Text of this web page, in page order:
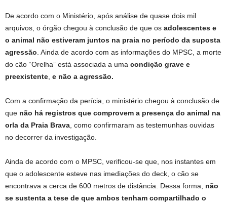
De acordo com o Ministério, após análise de quase dois mil
arquivos, o órgão chegou à conclusão de que os adolescentes e
o animal não estiveram juntos na praia no período da suposta
agressão . Ainda de acordo com as informações do MPSC, a morte
do cão “Orelha” está associada a uma condição grave e
preexistente e não a agressão.
Com a confirmação da perícia, o ministério chegou à conclusão de
que não há registros que comprovem a presença do animal na
orla da Praia Brava , como confirmaram as testemunhas ouvidas
no decorrer da investigação.
Ainda de acordo com o MPSC, verificou‑se que, nos instantes em
que o adolescente esteve nas imediações do deck, o cão se
encontrava a cerca de 600 metros de distância. Dessa forma, não
se sustenta a tese de que ambos tenham compartilhado o